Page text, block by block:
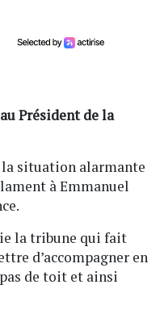
Président de la
la situation alarmante
à Emmanuel
la tribune qui fait
d’accompagner en
de toit et ainsi